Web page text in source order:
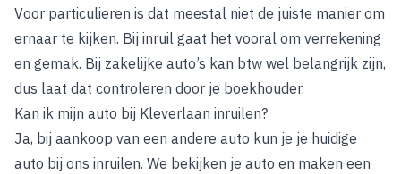
Voor particulieren is dat meestal niet de juiste manier om
ernaar te kijken. Bij inruil gaat het vooral om verrekening
en gemak. Bij zakelijke auto’s kan btw wel belangrijk zijn,
dus laat dat controleren door je boekhouder.
Kan ik mijn auto bij Kleverlaan inruilen?
Ja, bij aankoop van een andere auto kun je je huidige
auto bij ons inruilen. We bekijken je auto en maken een